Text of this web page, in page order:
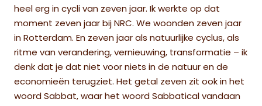
heel erg in cycli van zeven jaar. Ik werkte op dat
moment zeven jaar bij NRC. We woonden zeven jaar
in Rotterdam. En zeven jaar als natuurlijke cyclus, als
ritme van verandering, vernieuwing, transformatie – ik
denk dat je dat niet voor niets in de natuur en de
economieën terugziet. Het getal zeven zit ook in het
woord Sabbat, waar het woord Sabbatical vandaan